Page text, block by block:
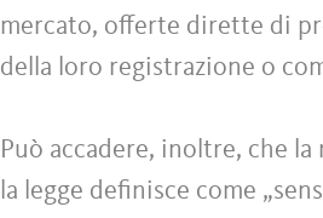
mercato, offerte dirette di
della loro registrazione o
Può accadere, inoltre, che
la legge definisce come